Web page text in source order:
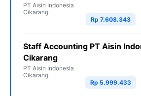
PT Aisin Indonesia
Cikarang
Rp 7.608.343
Staff Accounting PT Aisin
Cikarang
PT Aisin Indonesia
Cikarang
Rp 5.999.433